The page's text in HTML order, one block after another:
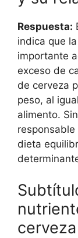
Respuesta:
indica que
importante
exceso de
de cerveza
peso, al
alimento.
dieta
cerveza